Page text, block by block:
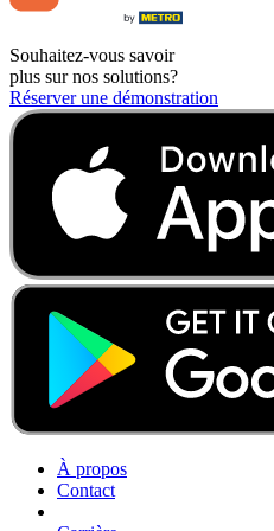
Souhaitez-vous savoir
plus sur nos solutions?
Réserver une démonstration
À propos
Contact